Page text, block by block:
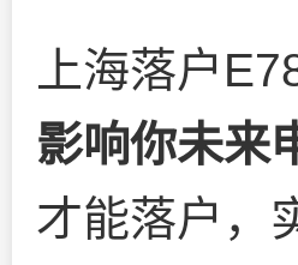
上海落户
影响你未来
才能落户，